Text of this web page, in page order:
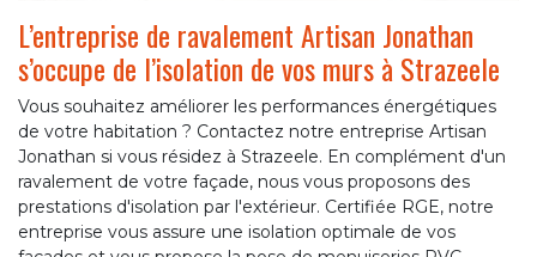
L’entreprise de ravalement Artisan Jonathan
s’occupe de l’isolation de vos murs à Strazeele
Vous souhaitez améliorer les performances énergétiques
de votre habitation ? Contactez notre entreprise Artisan
Jonathan si vous résidez à Strazeele. En complément d'un
ravalement de votre façade, nous vous proposons des
prestations d'isolation par l'extérieur. Certifiée RGE, notre
entreprise vous assure une isolation optimale de vos